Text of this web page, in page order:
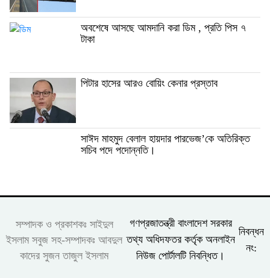
অবশেষে আসছে আমদানি করা ডিম , প্রতি পিস ৭
টাকা
পিটার হাসের আরও বোয়িং কেনার প্রস্তাব
সাঈদ মাহমুদ বেলাল হায়দার পারভেজ’‌কে অতিরিক্ত
সচিব পদে পদোন্নতি।
সম্পাদক ও প্রকাশকঃ সাইদুল
ইসলাম সবুজ সহ-সম্পাদকঃ আবদুল
কাদের সুজন তাজুল ইসলাম
গণপ্রজাতন্ত্রী বাংলাদেশ সরকার
তথ্য অধিদফতর কর্তৃক অনলাইন
নিউজ পোর্টালটি নিবন্ধিত।
নিবন্ধন
নং: